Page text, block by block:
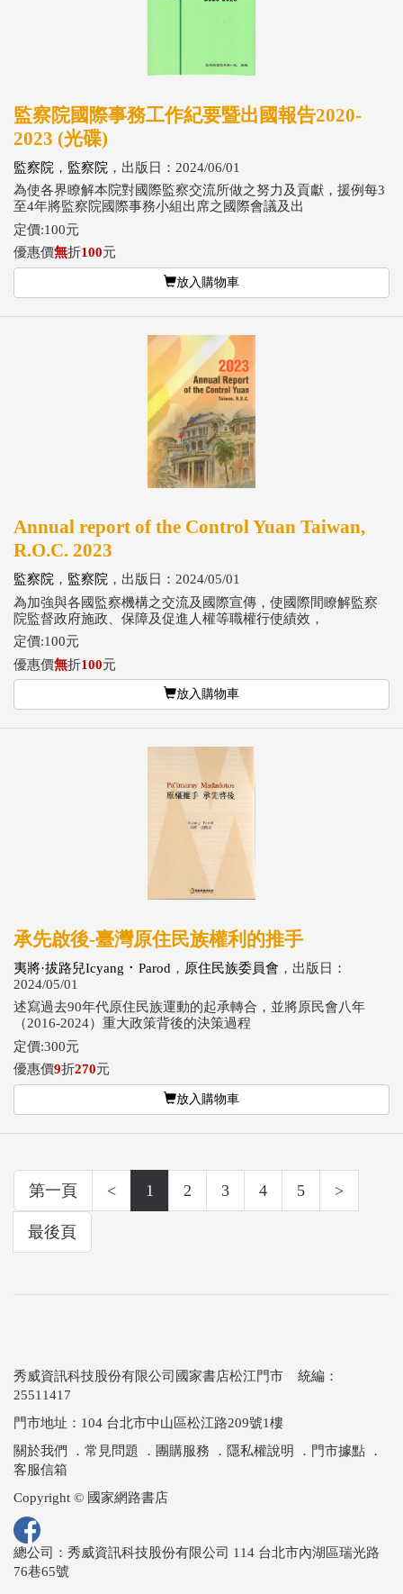
監察院國際事務工作紀要暨出國報告2020-
2023 (光碟)
監察院 ， 監察院 ，出版日：2024/06/01
為使各界瞭解本院對國際監察交流所做之努力及貢獻，援例每3
至4年將監察院國際事務小組出席之國際會議及出
定價:100元
優惠價無折100元
放入購物車
Annual report of the Control Yuan Taiwan,
R.O.C. 2023
監察院 ， 監察院 ，出版日：2024/05/01
為加強與各國監察機構之交流及國際宣傳，使國際間瞭解監察
院監督政府施政、保障及促進人權等職權行使績效，
定價:100元
優惠價無折100元
放入購物車
承先啟後-臺灣原住民族權利的推手
夷將·拔路兒Icyang ･ Parod ， 原住民族委員會 ，出版日：
2024/05/01
述寫過去90年代原住民族運動的起承轉合，並將原民會八年
（2016-2024）重大政策背後的決策過程
定價:300元
優惠價9折270元
放入購物車
第一頁 < 1 2 3 4 5 >
最後頁
秀威資訊科技股份有限公司國家書店松江門市 統編：
25511417
門市地址：104 台北市中山區松江路209號1樓
關於我們 ． 常見問題 ． 團購服務 ． 隱私權說明 ． 門市據點 ．
客服信箱
Copyright © 國家網路書店
總公司：秀威資訊科技股份有限公司 114 台北市內湖區瑞光路
76巷65號